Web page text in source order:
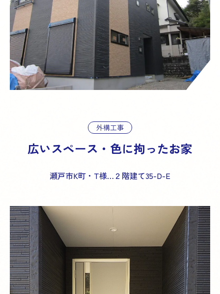
外構工事
広いスペース・色に拘ったお家
瀬戸市K町・T様…２階建て35-D-E